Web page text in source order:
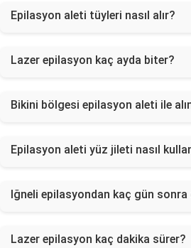
Epilasyon aleti tüyleri nasıl alır?
Lazer epilasyon kaç ayda biter?
Bikini bölgesi epilasyon aleti ile
Epilasyon aleti yüz jileti nasıl
Iğneli epilasyondan kaç gün sonra
Lazer epilasyon kaç dakika sürer?